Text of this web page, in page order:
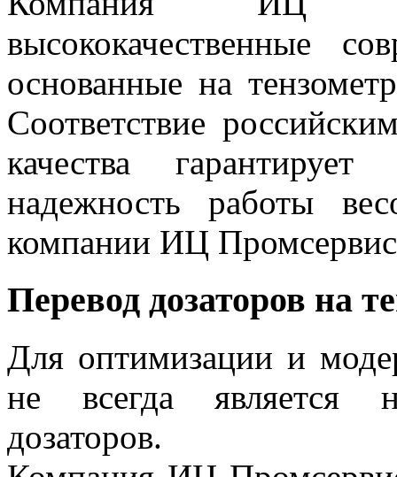
высококачественные
основанные на
Соответствие
качества
надежность работы
компании ИЦ
Перевод дозаторов на
Для оптимизации и
не всегда является
дозаторов.